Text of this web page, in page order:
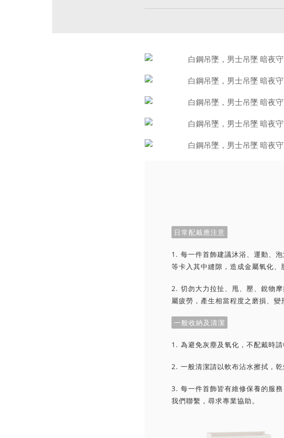
日常配戴應注意
1. 每一件首飾建議沐浴、運動、
等卡入其中縫隙，造成金屬氧化、
2. 切勿大力拉扯、甩、壓、銳物
屬疲勞，產生相當程度之磨損、變
一般收納及清潔
1. 為避免灰塵及氧化，不配戴時
2. 一般清潔請以軟布沾水擦拭，乾
3. 每一件首飾皆有維修保養的服
我們聯繫，尋求專業協助。